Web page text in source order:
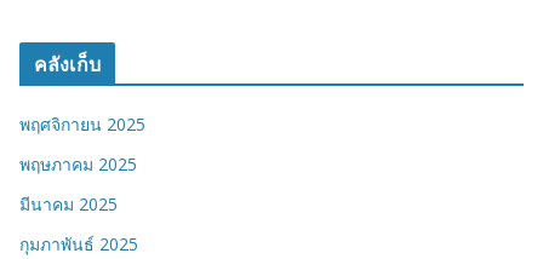
คลังเก็บ
พฤศจิกายน 2025
พฤษภาคม 2025
มีนาคม 2025
กุมภาพันธ์ 2025